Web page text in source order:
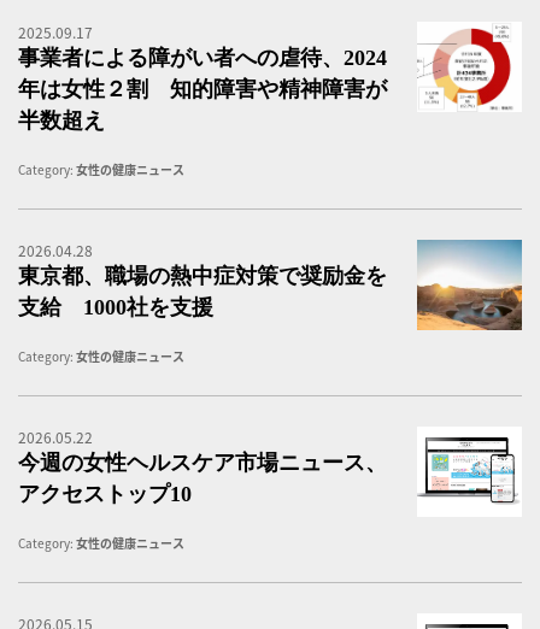
2025.09.17
事業者による障がい者への虐待、2024
年は女性２割 知的障害や精神障害が
半数超え
Category: 女性の健康ニュース
2026.04.28
東京都、職場の熱中症対策で奨励金を
支給 1000社を支援
Category: 女性の健康ニュース
2026.05.22
今週の女性ヘルスケア市場ニュース、
アクセストップ10
Category: 女性の健康ニュース
2026.05.15